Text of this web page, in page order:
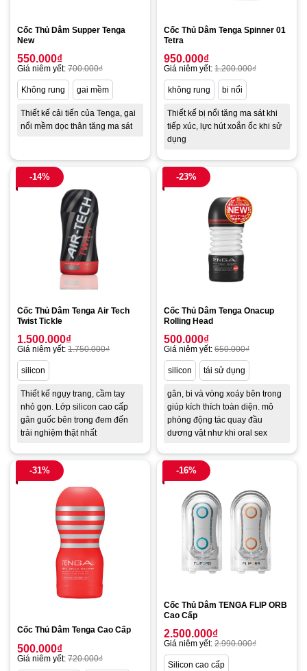
Cốc Thủ Dâm Supper Tenga
New
550.000₫
Giá niêm yết: 700.000₫
Không rung gai mềm
Thiết kế cải tiến của Tenga, gai
nổi mềm dọc thân tăng ma sát
Cốc Thủ Dâm Tenga Spinner 01
Tetra
950.000₫
Giá niêm yết: 1.200.000₫
không rung bi nổi
Thiết kế bị nổi tăng ma sát khi
tiếp xúc, lực hút xoắn ốc khi sử
dụng
-14%
Cốc Thủ Dâm Tenga Air Tech
Twist Tickle
1.500.000₫
Giá niêm yết: 1.750.000₫
silicon
Thiết kế ngụy trang, cầm tay
nhỏ gọn. Lớp silicon cao cấp
gân guốc bên trong đem đến
trải nghiệm thật nhất
-23%
Cốc Thủ Dâm Tenga Onacup
Rolling Head
500.000₫
Giá niêm yết: 650.000₫
silicon tái sử dụng
gân, bi và vòng xoáy bên trong
giúp kích thích toàn diện. mô
phỏng động tác quay đầu
dương vật như khi oral sex
-31%
Cốc Thủ Dâm Tenga Cao Cấp
500.000₫
Giá niêm yết: 720.000₫
-16%
Cốc Thủ Dâm TENGA FLIP ORB
Cao Cấp
2.500.000₫
Giá niêm yết: 2.990.000₫
Silicon cao cấp